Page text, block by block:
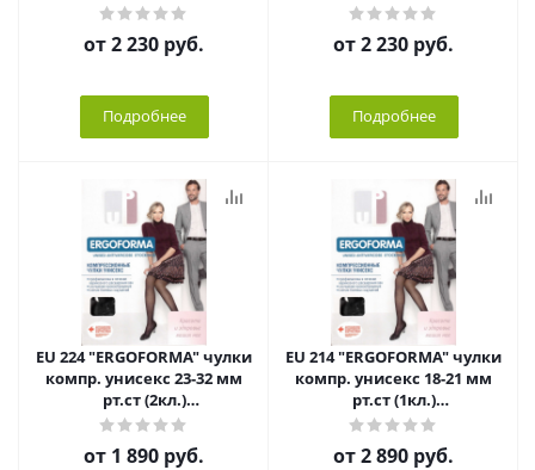
от2 230 руб.
Подробнее
от2 230 руб.
Подробнее
EU 224 "ERGOFORMA" чулки
компр. унисекс 23-32 мм
рт.ст (2кл.)
закр.нос,шир.рез
цв.черный №1
от 1 890 руб.
EU 214 "ERGOFORMA" чулки
компр. унисекс 18-21 мм
рт.ст (1кл.)
закр.нос,шир.рез цв.черн
от2 890 руб.